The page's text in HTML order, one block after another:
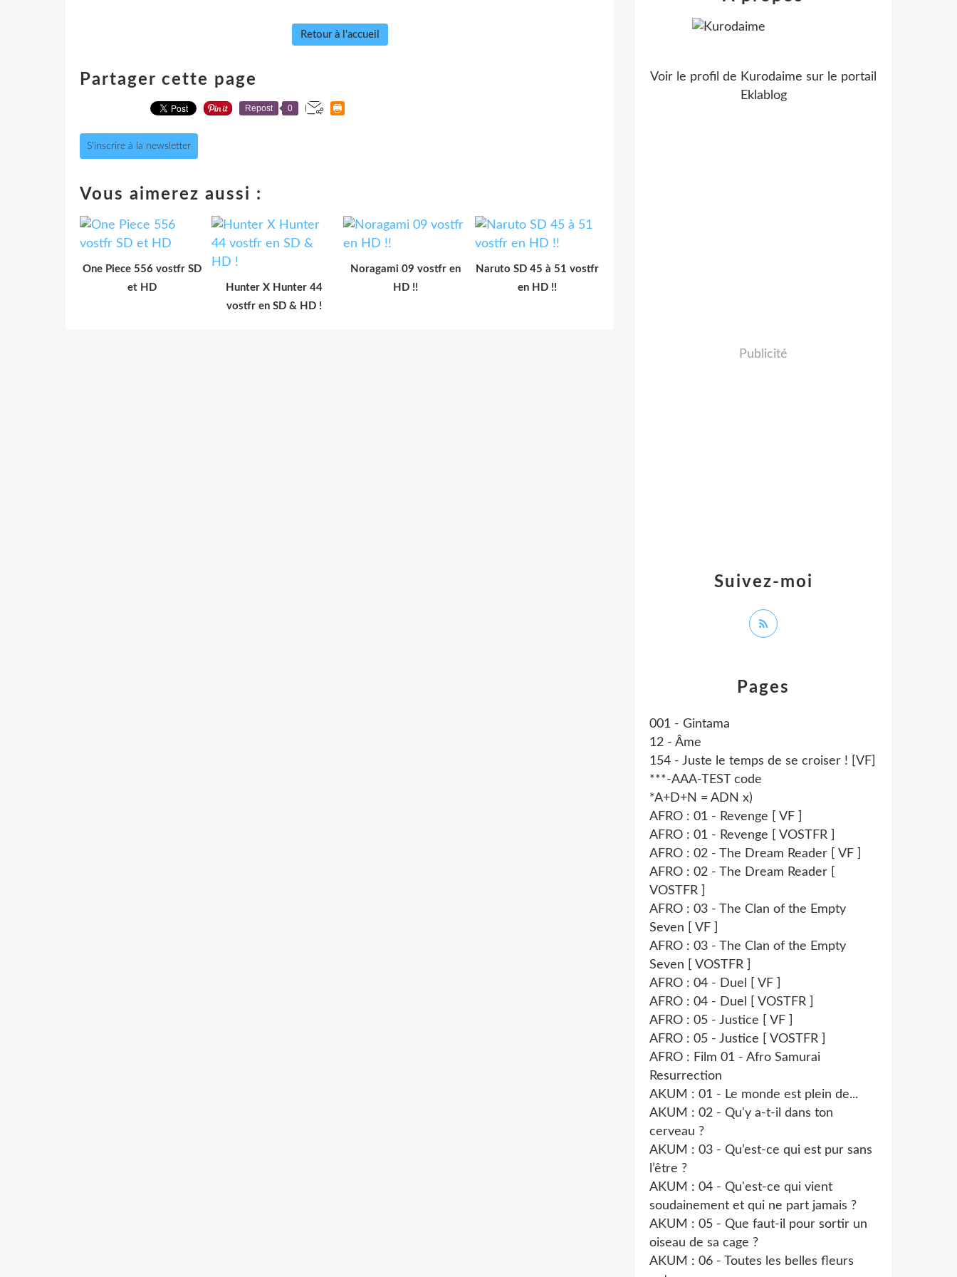
Retour à l'accueil
Partager cette page
Repost 0
S'inscrire à la newsletter
Vous aimerez aussi :
One Piece 556 vostfr SD
et HD
Hunter X Hunter 44
vostfr en SD & HD !
Noragami 09 vostfr en
HD !!
Naruto SD 45 à 51 vostfr
en HD !!
Pages
001 - Gintama
12 - Âme
154 - Juste le temps de se croiser ! [VF]
***-AAA-TEST code
*A+D+N = ADN x)
AFRO : 01 - Revenge [ VF ]
AFRO : 01 - Revenge [ VOSTFR ]
AFRO : 02 - The Dream Reader [ VF ]
AFRO : 02 - The Dream Reader [
VOSTFR ]
AFRO : 03 - The Clan of the Empty
Seven [ VF ]
AFRO : 03 - The Clan of the Empty
Seven [ VOSTFR ]
AFRO : 04 - Duel [ VF ]
AFRO : 04 - Duel [ VOSTFR ]
AFRO : 05 - Justice [ VF ]
AFRO : 05 - Justice [ VOSTFR ]
AFRO : Film 01 - Afro Samurai
Resurrection
AKUM : 01 - Le monde est plein de...
AKUM : 02 - Qu'y a-t-il dans ton
cerveau ?
AKUM : 03 - Qu’est-ce qui est pur sans
l’être ?
AKUM : 04 - Qu'est-ce qui vient
soudainement et qui ne part jamais ?
AKUM : 05 - Que faut-il pour sortir un
oiseau de sa cage ?
AKUM : 06 - Toutes les belles fleurs
Suivez-moi
Voir le profil de Kurodaime sur le portail
Eklablog
Publicité